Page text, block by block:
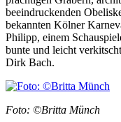
beeindruckenden
bekannten Kölner
Philipp, einem
bunte und leicht
Dirk Bach.
Foto: ©Britta Münch